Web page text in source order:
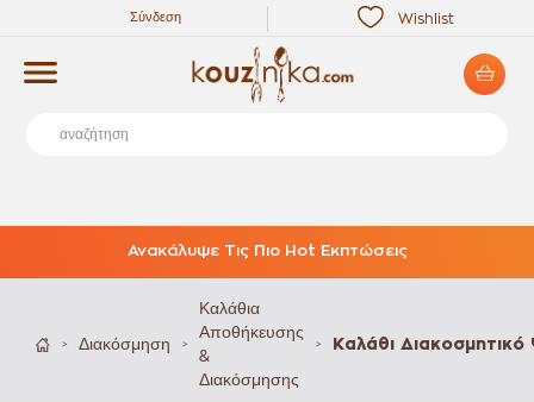
Wishlist
Σύνδεση
Ανακάλυψε Τις Πιο Hot Εκπτώσεις
> Διακόσμηση >
Καλάθια
Αποθήκευσης
&
Διακόσμησης
> Καλάθι